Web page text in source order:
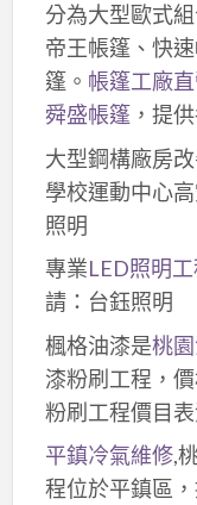
分為大型歐式
帝王帳篷、快
篷。 帳篷工廠
舜盛帳篷，提
大型鋼構廠房
學校運動中心
照明
專業LED照明
請：台鈺照明
楓格油漆是桃
漆粉刷工程，
粉刷工程價目
平鎮冷氣維修,
程位於平鎮區